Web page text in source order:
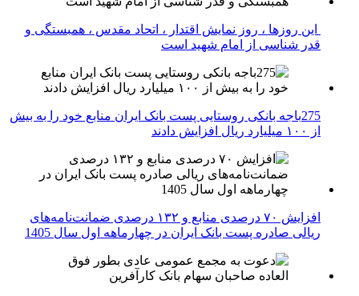
این روزها ، روز نمایش اقتدار ، اتحاد مقدس ، همبستگی و
قدر شناسی از امام شهید است
275باجه بانکی روستایی پست بانک ایران منابع خود را به بیش
از ۱۰۰ میلیارد ریال افزایش دادند
افزایش ۷۰ درصدی منابع و ۱۳۲ درصدی ضمانت‌نامه‌های
ریالی صادره پست بانک ایران در چهارماهه اول سال 1405